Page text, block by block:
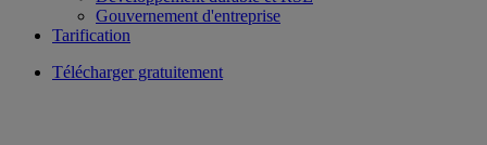
Gouvernement d'entreprise
Tarification
Télécharger gratuitement